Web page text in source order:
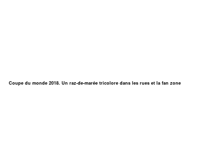
Coupe du monde 2018. Un raz-de-marée tricolore dans les rues et la fan zone